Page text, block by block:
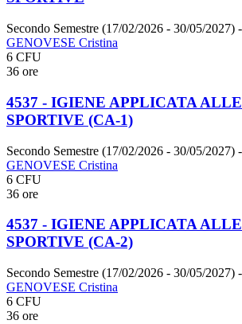
Secondo Semestre (17/02/2026 - 30/05/2027)
GENOVESE Cristina
6 CFU
36 ore
4537 - IGIENE APPLICATA
SPORTIVE (CA-1)
Secondo Semestre (17/02/2026 - 30/05/2027)
GENOVESE Cristina
6 CFU
36 ore
4537 - IGIENE APPLICATA
SPORTIVE (CA-2)
Secondo Semestre (17/02/2026 - 30/05/2027)
GENOVESE Cristina
6 CFU
36 ore